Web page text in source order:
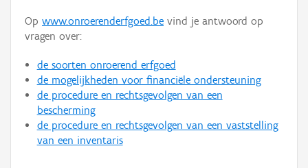
Op www.onroerenderfgoed.be vind je antwoord op
vragen over:
de soorten onroerend erfgoed
de mogelijkheden voor financiële ondersteuning
de procedure en rechtsgevolgen van een
bescherming
de procedure en rechtsgevolgen van een vaststelling
van een inventaris